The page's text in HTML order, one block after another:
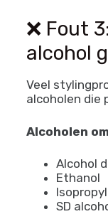
❌ Fout
alcohol
Veel
alcoholen die
Alcoholen
Alcohol
Ethanol
SD